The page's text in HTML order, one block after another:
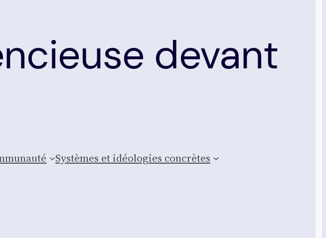
devant
Sys­tèmes et idéo­lo­gies concrètes